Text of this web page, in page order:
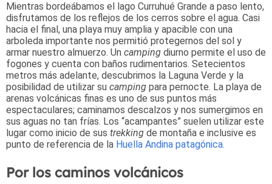
Mientras bordeábamos el lago Curruhué Grande a paso lento,
disfrutamos de los reflejos de los cerros sobre el agua. Casi
hacia el final, una playa muy amplia y apacible con una
arboleda importante nos permitió protegernos del sol y
armar nuestro almuerzo. Un camping diurno permite el uso de
fogones y cuenta con baños rudimentarios. Setecientos
metros más adelante, descubrimos la Laguna Verde y la
posibilidad de utilizar su camping para pernocte. La playa de
arenas volcánicas finas es uno de sus puntos más
espectaculares; caminamos descalzos y nos sumergimos en
sus aguas no tan frías. Los “acampantes” suelen utilizar este
lugar como inicio de sus trekking de montaña e inclusive es
punto de referencia de la Huella Andina patagónica.
Por los caminos volcánicos